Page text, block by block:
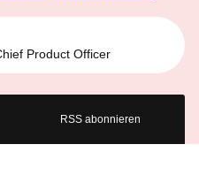
Product Officer
RSS abonnieren